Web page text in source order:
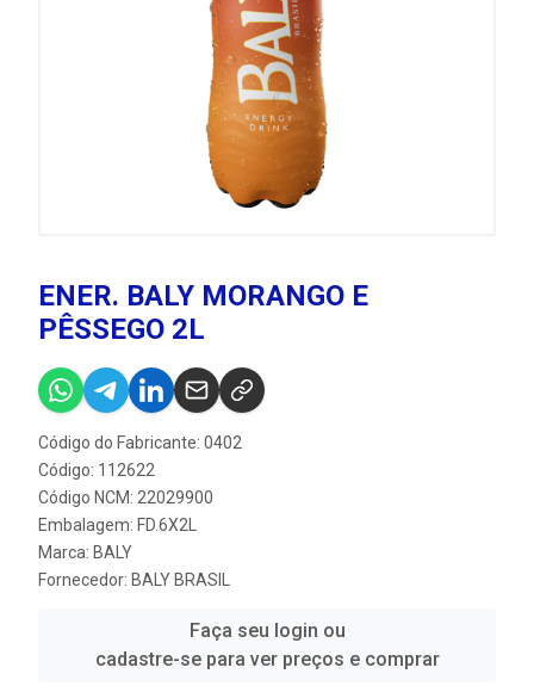
ENER. BALY MORANGO E
PÊSSEGO 2L
Código do Fabricante: 0402
Código: 112622
Código NCM: 22029900
Embalagem: FD.6X2L
Marca: BALY
Fornecedor: BALY BRASIL
Faça seu login ou
cadastre-se para ver preços e comprar